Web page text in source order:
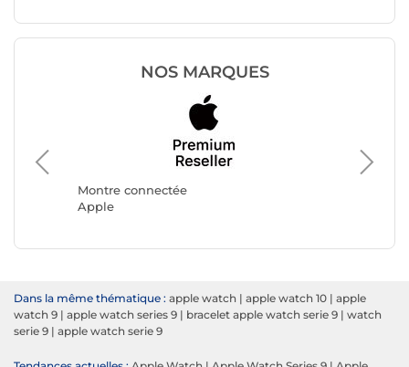
NOS MARQUES
Montre connectée
Apple
Montre
Avizar
Dans la même thématique : apple watch | apple watch 10 | apple
watch 9 | apple watch series 9 | bracelet apple watch serie 9 | watch
serie 9 | apple watch serie 9